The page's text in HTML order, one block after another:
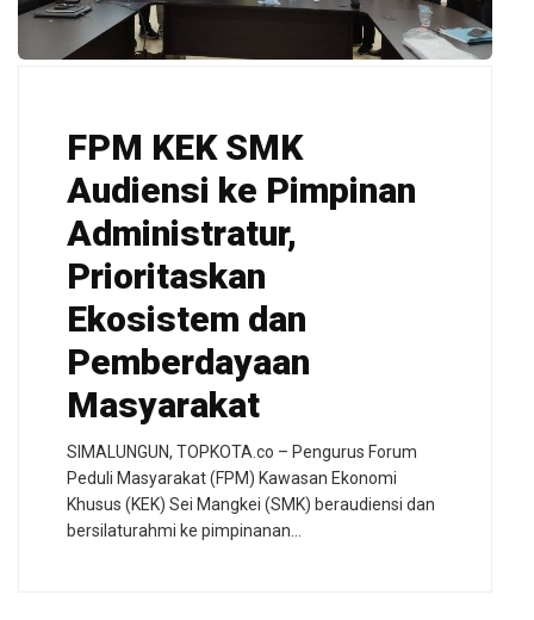
FPM KEK SMK
Audiensi ke Pimpinan
Administratur,
Prioritaskan
Ekosistem dan
Pemberdayaan
Masyarakat
SIMALUNGUN, TOPKOTA.co – Pengurus Forum
Peduli Masyarakat (FPM) Kawasan Ekonomi
Khusus (KEK) Sei Mangkei (SMK) beraudiensi dan
bersilaturahmi ke pimpinanan…